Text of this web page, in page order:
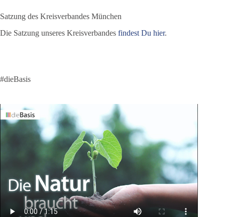
Satzung des Kreisverbandes München
Die Satzung unseres Kreisverbandes findest Du hier.
#dieBasis